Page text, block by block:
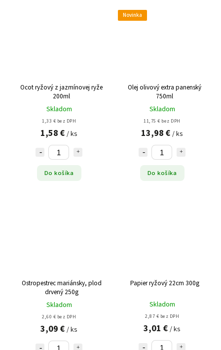
Ocot ryžový z jazmínovej ryže
200ml
Skladom
1,33 € bez DPH
1,58 € / ks
Do košíka
Novinka
Olej olivový extra panenský
750ml
Skladom
11,75 € bez DPH
13,98 € / ks
Do košíka
Ostropestrec mariánsky, plod
drvený 250g
Skladom
2,60 € bez DPH
3,09 € / ks
Papier ryžový 22cm 300g
Skladom
2,87 € bez DPH
3,01 € / ks